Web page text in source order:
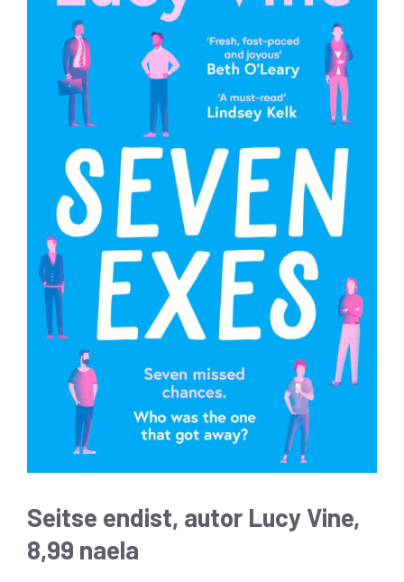
Seitse endist, autor Lucy Vine,
8,99 naela